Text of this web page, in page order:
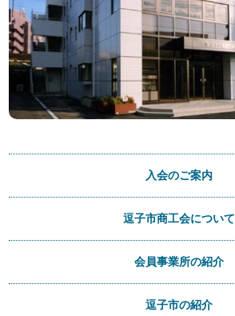
入会のご案内
逗子市商工会について
会員事業所の紹介
逗子市の紹介